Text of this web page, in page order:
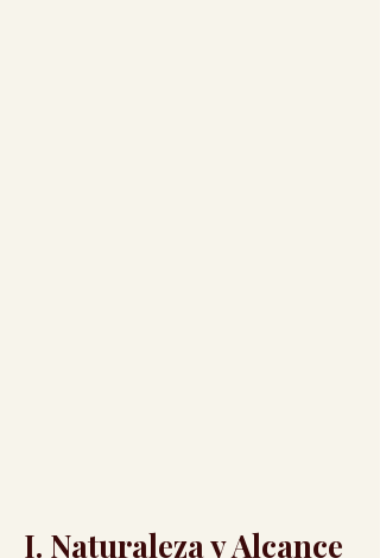
I. Naturaleza y Alcance